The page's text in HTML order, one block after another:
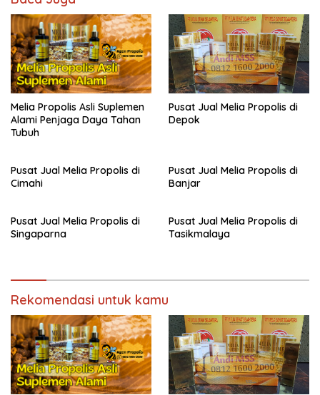
Melia Propolis Asli Suplemen
Alami Penjaga Daya Tahan
Tubuh
Pusat Jual Melia Propolis di
Depok
Pusat Jual Melia Propolis di
Cimahi
Pusat Jual Melia Propolis di
Banjar
Pusat Jual Melia Propolis di
Singaparna
Pusat Jual Melia Propolis di
Tasikmalaya
Rekomendasi untuk kamu